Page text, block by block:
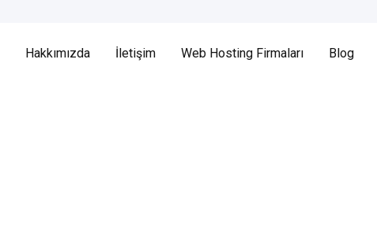
Hakkımızda İletişim Web Hosting Firmaları Blog